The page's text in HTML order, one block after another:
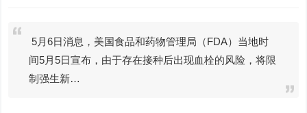
5月6日消息，美国食品和药物管理局（FDA）当地时
间5月5日宣布，由于存在接种后出现血栓的风险，将限
制强生新…